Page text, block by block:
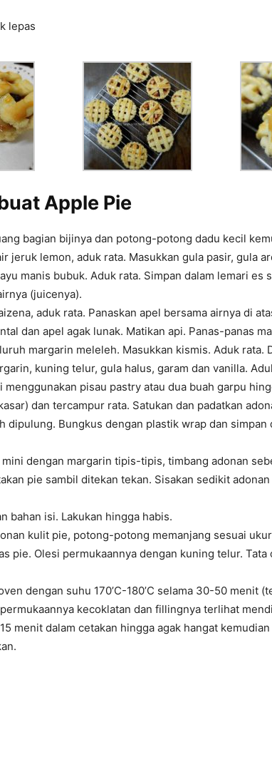
lepas
Apple Pie
bagian bijinya dan potong-potong dadu kecil
jeruk lemon, aduk rata. Masukkan gula pasir, gula
manis bubuk. Aduk rata. Simpan dalam lemari es
(juicenya).
aduk rata. Panaskan apel bersama airnya di
dan apel agak lunak. Matikan api. Panas-panas
margarin meleleh. Masukkan kismis. Aduk rata.
kuning telur, gula halus, garam dan vanilla.
menggunakan pisau pastry atau dua buah garpu
dan tercampur rata. Satukan dan padatkan
dipulung. Bungkus dengan plastik wrap dan
dengan margarin tipis-tipis, timbang adonan
pie sambil ditekan tekan. Sisakan sedikit
bahan isi. Lakukan hingga habis.
kulit pie, potong-potong memanjang sesuai
pie. Olesi permukaannya dengan kuning telur. Tata
dengan suhu 170’C-180’C selama 30-50 menit
kecoklatan dan fillingnya terlihat
menit dalam cetakan hingga agak hangat